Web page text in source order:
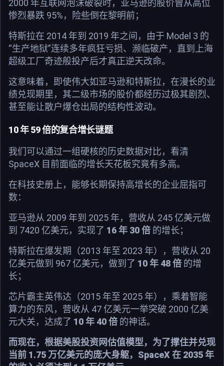
2000 年互联网泡沫破裂时，亚马逊的股价曾从高位
惨烈暴跌 95%，险些倒在黎明前；
特斯拉在 2014 年到 2019 年之间，由于 Model 3 的
“生产地狱”连续多年疯狂亏损、濒临破产，直到上海
超级工厂奇迹般投产后才真正逆天改命。
这意味着，即使伟大如亚马逊和特斯拉，在漫长的业
绩兑现期里，其二级市场的股价都经历过极其剧烈、
甚至能让散户爆仓出局的结构性波动。
10 年 59 倍的复合增长谜题
我们可以通过一组硬核的历史数据对比，看清
SpaceX 目前面临的增长天花板究竟有多高。
在科技史册上，能够长期保持高增长的企业屈指可
数：
亚马逊从 2009 年到 2025 年，营收从 245 亿美元做
到 7420 亿美元，实现了 16 年 30 倍 的增长；
特斯拉在爆发期（2013 年至 2023 年），营收从 20
亿美元做到 967 亿美元，做到了 10 年 48 倍 的增
长；
芯片霸主英伟达（2015 年至 2025 年），乘着智能
算力的东风，营收从 47 亿美元一举突破 2000 亿美
元大关，达成了 10 年 40 倍 的神话。
而现在，根据美股投资网估值模型，为了撑住并兑现
当前 1.75 万亿美元的庞大身躯，SpaceX 在 2035 年